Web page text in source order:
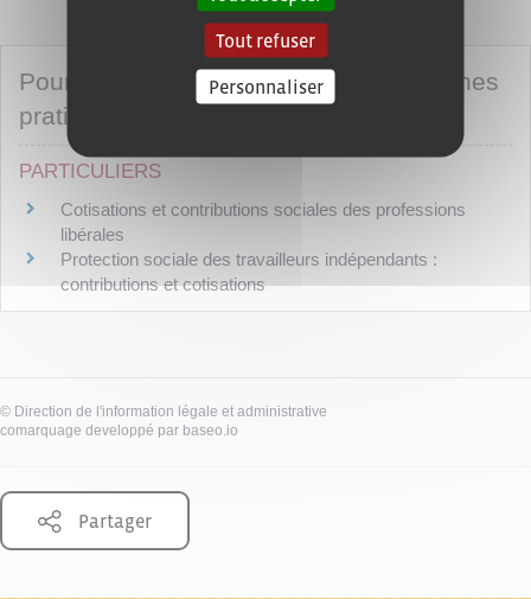
Pour toute explication, consulter les fiches
pratiques :
PARTICULIERS
Cotisations et contributions sociales des professions
libérales
Protection sociale des travailleurs indépendants :
contributions et cotisations
© Direction de l'information légale et administrative
comarquage developpé par baseo.io
Partager
Tout refuser
Personnaliser